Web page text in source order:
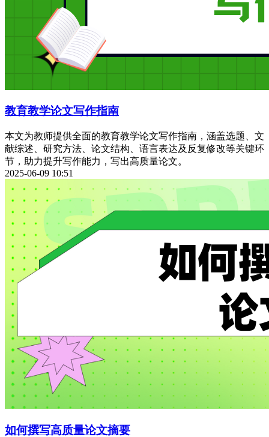
教育教学论文写作指南
本文为教师提供全面的教育教学论文写作指南，涵盖选题、文
献综述、研究方法、论文结构、语言表达及反复修改等关键环
节，助力提升写作能力，写出高质量论文。
2025-06-09 10:51
如何撰写高质量论文摘要